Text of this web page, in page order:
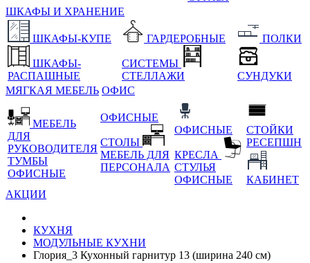
ШКАФЫ И ХРАНЕНИЕ
ШКАФЫ-КУПЕ
ШКАФЫ-
РАСПАШНЫЕ
ГАРДЕРОБНЫЕ
СИСТЕМЫ
СТЕЛЛАЖИ
ПОЛКИ
СУНДУКИ
МЯГКАЯ МЕБЕЛЬ ОФИС
МЕБЕЛЬ
ДЛЯ
РУКОВОДИТЕЛЯ
ТУМБЫ
ОФИСНЫЕ
ОФИСНЫЕ
СТОЛЫ
МЕБЕЛЬ ДЛЯ
ПЕРСОНАЛА
ОФИСНЫЕ
КРЕСЛА
СТУЛЬЯ
ОФИСНЫЕ
СТОЙКИ
РЕСЕПШН
КАБИНЕТ
АКЦИИ
КУХНЯ
МОДУЛЬНЫЕ КУХНИ
Глория_3 Кухонный гарнитур 13 (ширина 240 см)